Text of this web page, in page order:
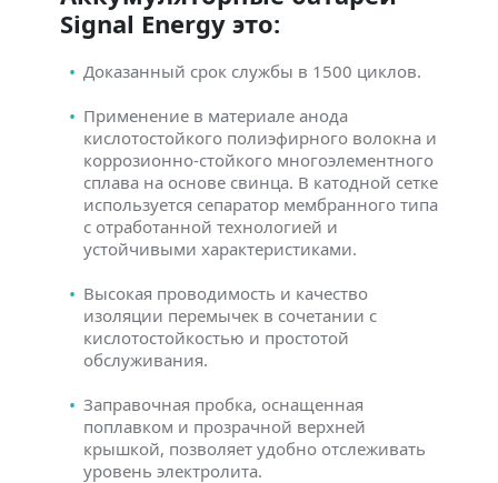
Signal Energy это:
Доказанный срок службы в 1500 циклов.
Применение в материале анода
кислотостойкого полиэфирного волокна и
коррозионно-стойкого многоэлементного
сплава на основе свинца. В катодной сетке
используется сепаратор мембранного типа
с отработанной технологией и
устойчивыми характеристиками.
Высокая проводимость и качество
изоляции перемычек в сочетании с
кислотостойкостью и простотой
обслуживания.
Заправочная пробка, оснащенная
поплавком и прозрачной верхней
крышкой, позволяет удобно отслеживать
уровень электролита.